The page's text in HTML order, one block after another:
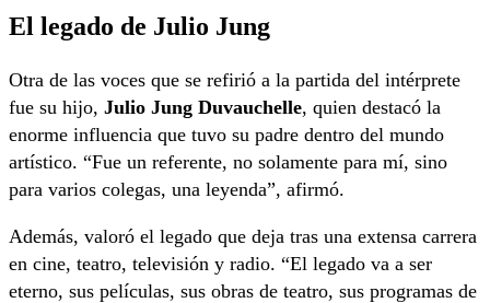
El legado de Julio Jung
Otra de las voces que se refirió a la partida del intérprete
fue su hijo, Julio Jung Duvauchelle, quien destacó la
enorme influencia que tuvo su padre dentro del mundo
artístico. “Fue un referente, no solamente para mí, sino
para varios colegas, una leyenda”, afirmó.
Además, valoró el legado que deja tras una extensa carrera
en cine, teatro, televisión y radio. “El legado va a ser
eterno, sus películas, sus obras de teatro, sus programas de